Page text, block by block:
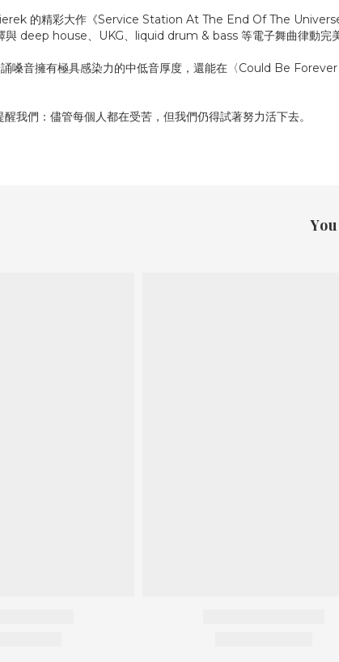
的精彩大作《Service Station At The End Of The
deep house、UKG、liquid drum & bass 等電子舞曲律動完美
嗓音擁有極具感染力的中低音厚度，還能在〈Could Be
我們：儘管每個人都在受苦，但我們仍得試著努力活下去。